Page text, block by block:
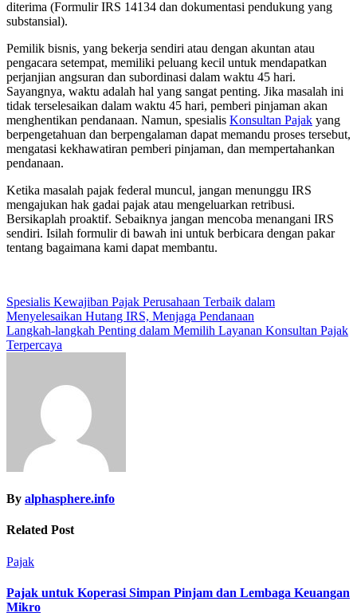
diterima (Formulir IRS 14134 dan dokumentasi pendukung yang
substansial).
Pemilik bisnis, yang bekerja sendiri atau dengan akuntan atau
pengacara setempat, memiliki peluang kecil untuk mendapatkan
perjanjian angsuran dan subordinasi dalam waktu 45 hari.
Sayangnya, waktu adalah hal yang sangat penting. Jika masalah ini
tidak terselesaikan dalam waktu 45 hari, pemberi pinjaman akan
menghentikan pendanaan. Namun, spesialis Konsultan Pajak yang
berpengetahuan dan berpengalaman dapat memandu proses tersebut,
mengatasi kekhawatiran pemberi pinjaman, dan mempertahankan
pendanaan.
Ketika masalah pajak federal muncul, jangan menunggu IRS
mengajukan hak gadai pajak atau mengeluarkan retribusi.
Bersikaplah proaktif. Sebaiknya jangan mencoba menangani IRS
sendiri. Isilah formulir di bawah ini untuk berbicara dengan pakar
tentang bagaimana kami dapat membantu.
Post
navigation
Spesialis Kewajiban Pajak Perusahaan Terbaik dalam
Menyelesaikan Hutang IRS, Menjaga Pendanaan
Langkah-langkah Penting dalam Memilih Layanan Konsultan Pajak
Terpercaya
By alphasphere.info
Related Post
Pajak
Pajak untuk Koperasi Simpan Pinjam dan Lembaga Keuangan
Mikro